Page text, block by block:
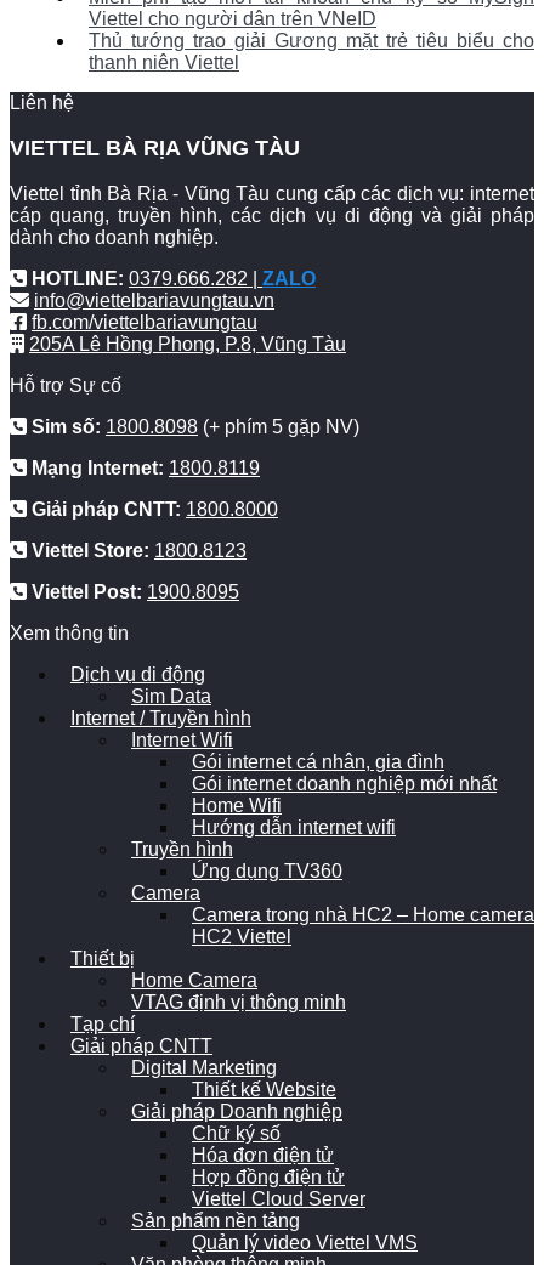
Viettel cho người dân trên VNeID
Thủ tướng trao giải Gương mặt trẻ tiêu biểu cho
thanh niên Viettel
Liên hệ
VIETTEL BÀ RỊA VŨNG TÀU
Viettel tỉnh Bà Rịa - Vũng Tàu cung cấp các dịch vụ: internet
cáp quang, truyền hình, các dịch vụ di động và giải pháp
dành cho doanh nghiệp.
HOTLINE: 0379.666.282 | ZALO
info@viettelbariavungtau.vn
fb.com/viettelbariavungtau
205A Lê Hồng Phong, P.8, Vũng Tàu
Hỗ trợ Sự cố
Sim số: 1800.8098 (+ phím 5 gặp NV)
Mạng Internet: 1800.8119
Giải pháp CNTT: 1800.8000
Viettel Store: 1800.8123
Viettel Post: 1900.8095
Xem thông tin
Dịch vụ di động
Sim Data
Internet / Truyền hình
Internet Wifi
Gói internet cá nhân, gia đình
Gói internet doanh nghiệp mới nhất
Home Wifi
Hướng dẫn internet wifi
Truyền hình
Ứng dụng TV360
Camera
Camera trong nhà HC2 – Home camera
HC2 Viettel
Thiết bị
Home Camera
VTAG định vị thông minh
Tạp chí
Giải pháp CNTT
Digital Marketing
Thiết kế Website
Giải pháp Doanh nghiệp
Chữ ký số
Hóa đơn điện tử
Hợp đồng điện tử
Viettel Cloud Server
Sản phẩm nền tảng
Quản lý video Viettel VMS